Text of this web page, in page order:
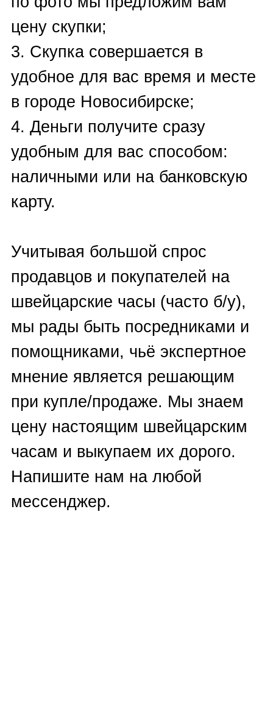
Pequignet,Perrelet,Piaget,
Pierre Kunz, Richard Mille
Rolex,Romain Jerome,Roger
Dubuis,Seiko Grand,Tag
Heuer,U-Boat, Ulysse Nardin,
Urwerk, Vacheron Constantin,
Zenith.